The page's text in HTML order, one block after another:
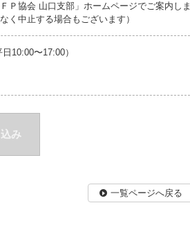
Ｐ協会 山口支部」ホームページでご案内しま
く中止する場合もございます）
10:00〜17:00）
み
一覧ページへ戻る